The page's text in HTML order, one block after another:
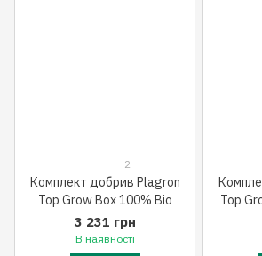
2
Комплект добрив Plagron
Top Grow Box 100% Bio
3 231 грн
В наявності
Top